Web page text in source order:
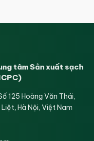
tâm Sản xuất sạch
125 Hoàng Văn Thái,
Hà Nội, Việt Nam